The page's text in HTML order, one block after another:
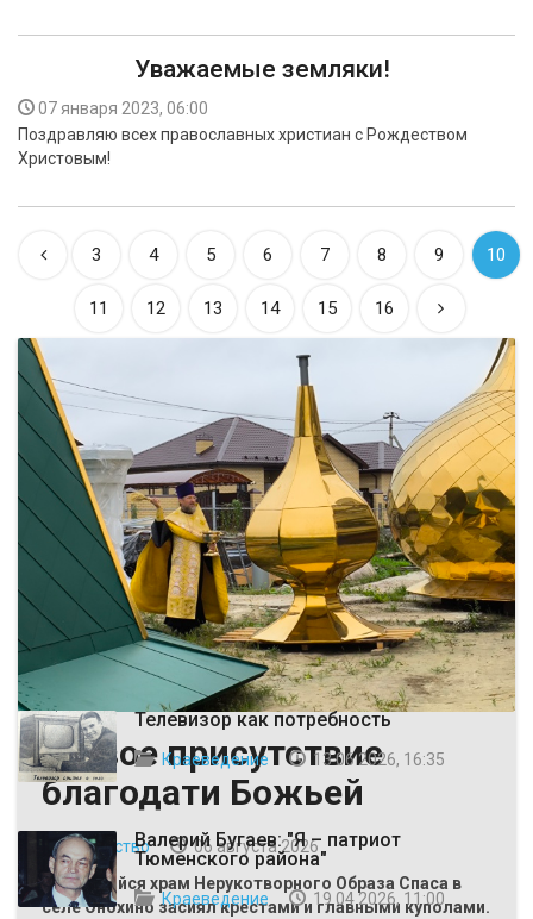
Уважаемые земляки!
07 января 2023, 06:00
Поздравляю всех православных христиан с Рождеством
Христовым!
3 4 5 6 7 8 9 10
11 12 13 14 15 16
Живое присутствие
благодати Божьей
Общество
06 августа 2026
Строящийся храм Нерукотворного Образа Спаса в
селе Онохино засиял крестами и главными куполами.
ВЫБОР РЕДАКЦИИ
Телевизор как потребность
Краеведение 13 06 2026, 16:35
Валерий Бугаев: "Я – патриот
Тюменского района"
Краеведение 19 04 2026, 11:00